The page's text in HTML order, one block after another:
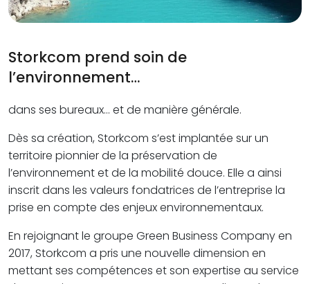
Storkcom prend soin de
l’environnement…
dans ses bureaux… et de manière générale.
Dès sa création, Storkcom s’est implantée sur un
territoire pionnier de la préservation de
l’environnement et de la mobilité douce. Elle a ainsi
inscrit dans les valeurs fondatrices de l’entreprise la
prise en compte des enjeux environnementaux.
En rejoignant le groupe Green Business Company en
2017, Storkcom a pris une nouvelle dimension en
mettant ses compétences et son expertise au service